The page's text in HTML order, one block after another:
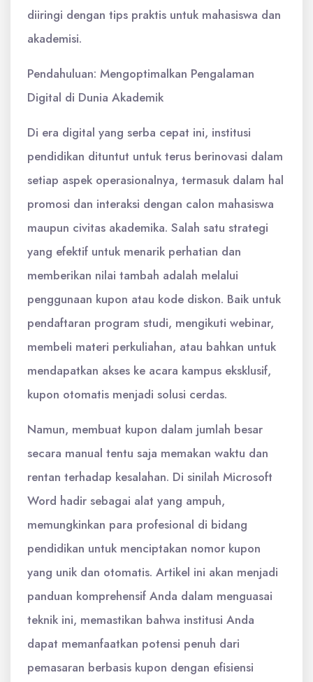
diiringi dengan tips praktis untuk mahasiswa dan
akademisi.
Pendahuluan: Mengoptimalkan Pengalaman
Digital di Dunia Akademik
Di era digital yang serba cepat ini, institusi
pendidikan dituntut untuk terus berinovasi dalam
setiap aspek operasionalnya, termasuk dalam hal
promosi dan interaksi dengan calon mahasiswa
maupun civitas akademika. Salah satu strategi
yang efektif untuk menarik perhatian dan
memberikan nilai tambah adalah melalui
penggunaan kupon atau kode diskon. Baik untuk
pendaftaran program studi, mengikuti webinar,
membeli materi perkuliahan, atau bahkan untuk
mendapatkan akses ke acara kampus eksklusif,
kupon otomatis menjadi solusi cerdas.
Namun, membuat kupon dalam jumlah besar
secara manual tentu saja memakan waktu dan
rentan terhadap kesalahan. Di sinilah Microsoft
Word hadir sebagai alat yang ampuh,
memungkinkan para profesional di bidang
pendidikan untuk menciptakan nomor kupon
yang unik dan otomatis. Artikel ini akan menjadi
panduan komprehensif Anda dalam menguasai
teknik ini, memastikan bahwa institusi Anda
dapat memanfaatkan potensi penuh dari
pemasaran berbasis kupon dengan efisiensi